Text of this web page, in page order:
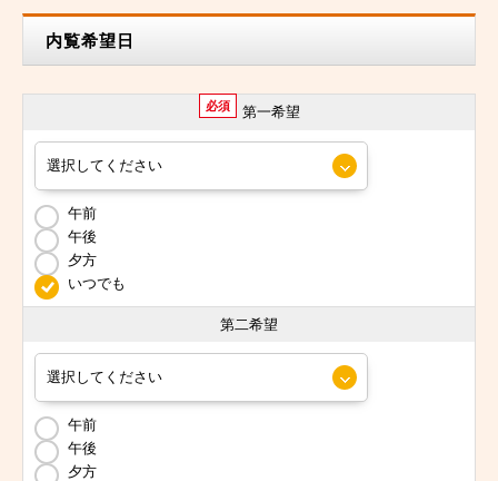
内覧希望日
必須 第一希望
午前
午後
夕方
いつでも
第二希望
午前
午後
夕方